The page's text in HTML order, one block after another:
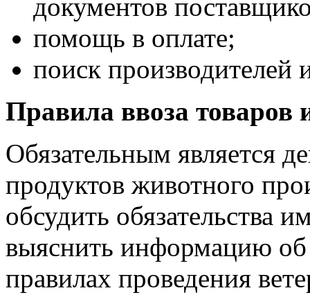
документов
помощь в оплате;
поиск производителей
Правила ввоза товаров
Обязательным является
продуктов животного
обсудить обязательства
выяснить информацию об
правилах проведения